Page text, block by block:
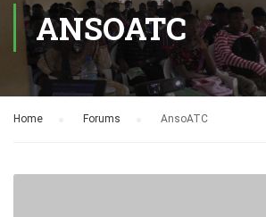
ANSOATC
Home Forums AnsoATC